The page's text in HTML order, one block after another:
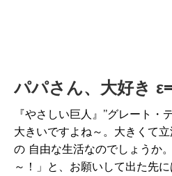
パパさん、大好き
『やさしい巨人』”グレート・
大きいですよね～。大きくて
の 自由な生活なのでしょうか
～！」と、お願いして出た先